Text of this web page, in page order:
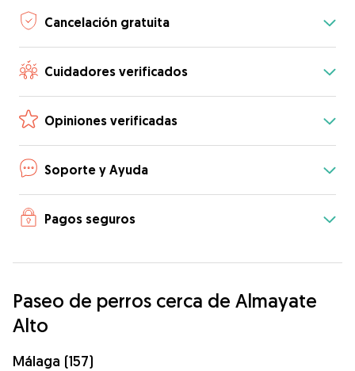
Cancelación gratuita
Cuidadores verificados
Opiniones verificadas
Soporte y Ayuda
Pagos seguros
Paseo de perros cerca de Almayate
Alto
Málaga (157)